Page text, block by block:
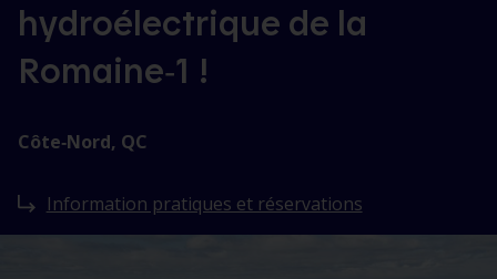
hydroélectrique de la
Romaine‑1 !
Côte‑Nord, QC
Information pratiques et réservations